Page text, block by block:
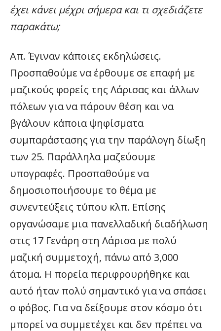
έχει κάνει μέχρι σήμερα και τι σχεδιάζετε
παρακάτω;
Απ. Έγιναν κάποιες εκδηλώσεις.
Προσπαθούμε να έρθουμε σε επαφή με
μαζικούς φορείς της Λάρισας και άλλων
πόλεων για να πάρουν θέση και να
βγάλουν κάποια ψηφίσματα
συμπαράστασης για την παράλογη δίωξη
των 25. Παράλληλα μαζεύουμε
υπογραφές. Προσπαθούμε να
δημοσιοποιήσουμε το θέμα με
συνεντεύξεις τύπου κλπ. Επίσης
οργανώσαμε μια πανελλαδική διαδήλωση
στις 17 Γενάρη στη Λάρισα με πολύ
μαζική συμμετοχή, πάνω από 3,000
άτομα. Η πορεία περιφρουρήθηκε και
αυτό ήταν πολύ σημαντικό για να σπάσει
ο φόβος. Για να δείξουμε στον κόσμο ότι
μπορεί να συμμετέχει και δεν πρέπει να